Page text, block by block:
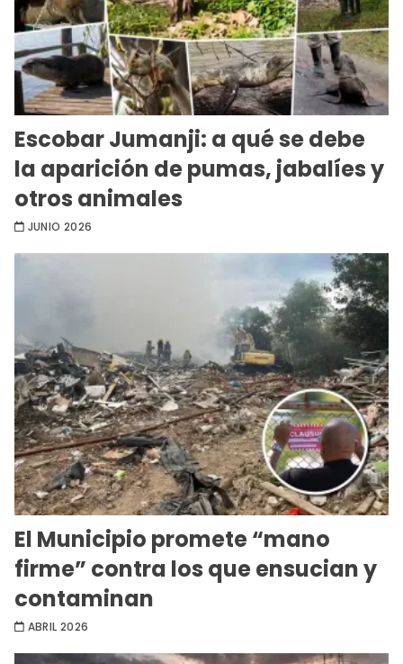
Escobar Jumanji: a qué se debe
la aparición de pumas, jabalíes y
otros animales
JUNIO 2026
El Municipio promete “mano
firme” contra los que ensucian y
contaminan
ABRIL 2026